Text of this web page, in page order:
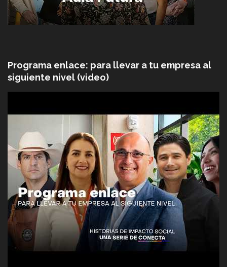
Programa enlace: para llevar a tu empresa al
siguiente nivel (video)